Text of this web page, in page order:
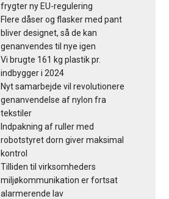
frygter ny EU-regulering
Flere dåser og flasker med pant
bliver designet, så de kan
genanvendes til nye igen
Vi brugte 161 kg plastik pr.
indbygger i 2024
Nyt samarbejde vil revolutionere
genanvendelse af nylon fra
tekstiler
Indpakning af ruller med
robotstyret dorn giver maksimal
kontrol
Tilliden til virksomheders
miljøkommunikation er fortsat
alarmerende lav